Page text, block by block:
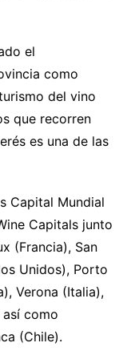
el
como
del vino
que recorren
es una de las
Capital Mundial
Capitals junto
(Francia), San
Unidos), Porto
Verona (Italia),
así como
(Chile).